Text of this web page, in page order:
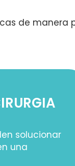
de
solucionar
una